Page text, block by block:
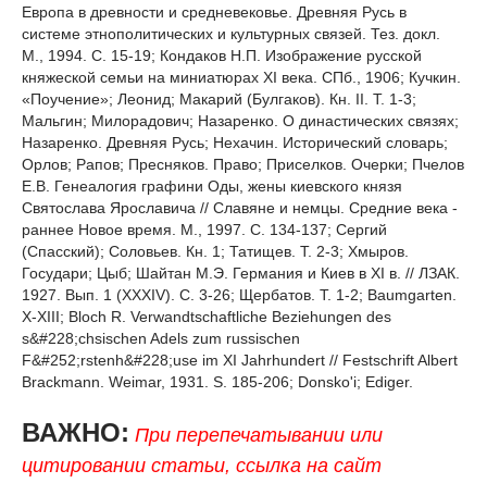
Европа в древности и средневековье. Древняя Русь в
системе этнополитических и культурных связей. Тез. докл.
М., 1994. С. 15-19; Кондаков Н.П. Изображение русской
княжеской семьи на миниатюрах XI века. СПб., 1906; Кучкин.
«Поучение»; Леонид; Макарий (Булгаков). Кн. II. Т. 1-3;
Мальгин; Милорадович; Назаренко. О династических связях;
Назаренко. Древняя Русь; Нехачин. Исторический словарь;
Орлов; Рапов; Пресняков. Право; Приселков. Очерки; Пчелов
Е.В. Генеалогия графини Оды, жены киевского князя
Святослава Ярославича // Славяне и немцы. Средние века -
раннее Новое время. М., 1997. С. 134-137; Сергий
(Спасский); Соловьев. Кн. 1; Татищев. Т. 2-3; Хмыров.
Государи; Цыб; Шайтан М.Э. Германия и Киев в XI в. // ЛЗАК.
1927. Вып. 1 (XXXIV). С. 3-26; Щербатов. Т. 1-2; Baumgarten.
Х-ХIII; Bloch R. Verwandtschaftliche Beziehungen des
s&#228;chsischen Adels zum russischen
F&#252;rstenh&#228;use im XI Jahrhundert // Festschrift Albert
Brackmann. Weimar, 1931. S. 185-206; Donsko'i; Ediger.
ВАЖНО: При перепечатывании или
цитировании статьи, ссылка на сайт